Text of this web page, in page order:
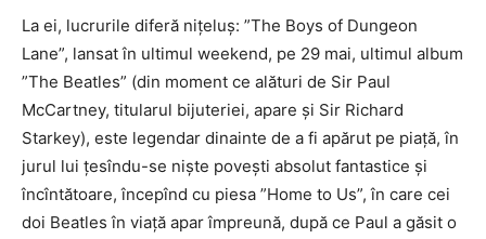
La ei, lucrurile diferă nițeluș: ”The Boys of Dungeon
Lane”, lansat în ultimul weekend, pe 29 mai, ultimul album
”The Beatles” (din moment ce alături de Sir Paul
McCartney, titularul bijuteriei, apare și Sir Richard
Starkey), este legendar dinainte de a fi apărut pe piață, în
jurul lui țesîndu-se niște povești absolut fantastice și
încîntătoare, începînd cu piesa ”Home to Us”, în care cei
doi Beatles în viață apar împreună, după ce Paul a găsit o